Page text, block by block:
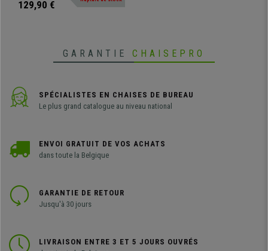
intérieur comme en extérieur !
129,90 €
GARANTIE CHAISEPRO
SPÉCIALISTES EN CHAISES DE BUREAU
Le plus grand catalogue au niveau national
ENVOI GRATUIT DE VOS ACHATS
dans toute la Belgique
GARANTIE DE RETOUR
Jusqu'à 30 jours
LIVRAISON ENTRE 3 ET 5 JOURS OUVRÉS